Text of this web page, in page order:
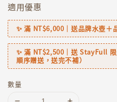
適用優惠
✨ 滿 NT$6,000｜送品牌水壺＋
✨ 滿 NT$2,500｜送 StayFull
順序贈送，送完不補）
數量